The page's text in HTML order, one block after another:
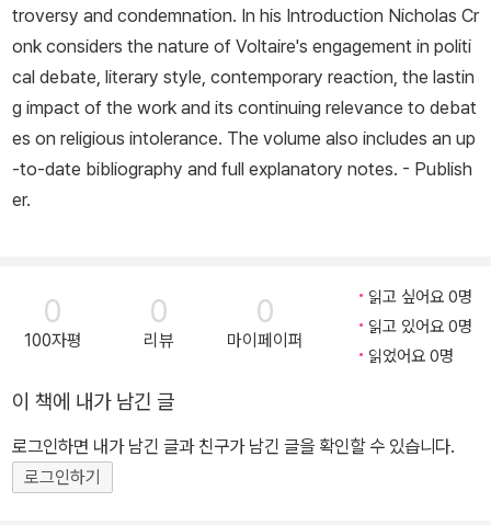
troversy and condemnation. In his Introduction Nicholas Cr
onk considers the nature of Voltaire's engagement in politi
cal debate, literary style, contemporary reaction, the lastin
g impact of the work and its continuing relevance to debat
es on religious intolerance. The volume also includes an up
-to-date bibliography and full explanatory notes. - Publish
er.
0
100자평
0
리뷰
0
마이페이퍼
읽고 싶어요 0명
읽고 있어요 0명
읽었어요 0명
이 책에 내가 남긴 글
로그인하면 내가 남긴 글과 친구가 남긴 글을 확인할 수 있습니다.
로그인하기